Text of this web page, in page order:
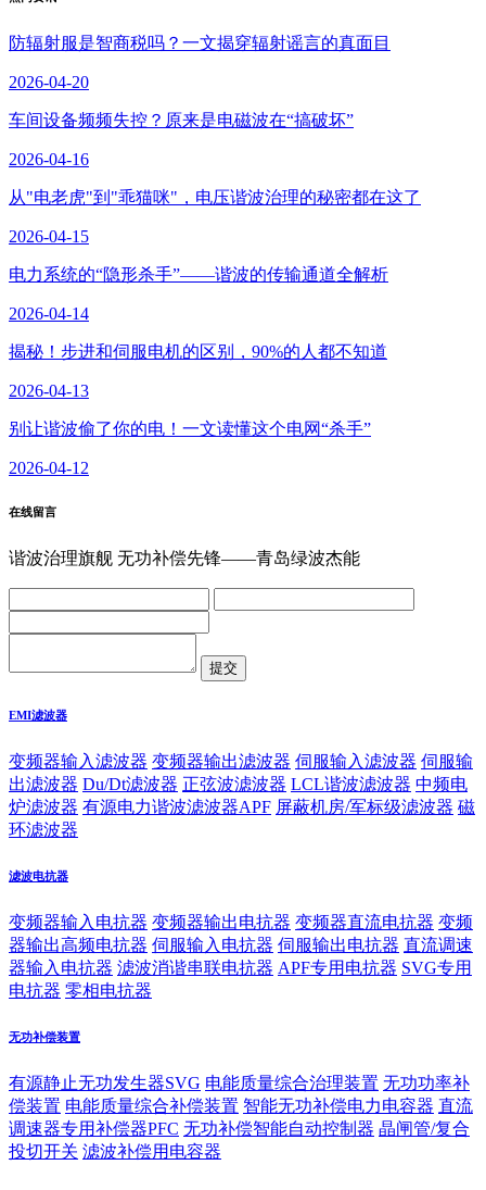
防辐射服是智商税吗？一文揭穿辐射谣言的真面目
2026-04-20
车间设备频频失控？原来是电磁波在“搞破坏”
2026-04-16
从"电老虎"到"乖猫咪"，电压谐波治理的秘密都在这了
2026-04-15
电力系统的“隐形杀手”——谐波的传输通道全解析
2026-04-14
揭秘！步进和伺服电机的区别，90%的人都不知道
2026-04-13
别让谐波偷了你的电！一文读懂这个电网“杀手”
2026-04-12
在线留言
谐波治理旗舰 无功补偿先锋——青岛绿波杰能
EMI滤波器
变频器输入滤波器 变频器输出滤波器 伺服输入滤波器 伺服输
出滤波器 Du/Dt滤波器 正弦波滤波器 LCL谐波滤波器 中频电
炉滤波器 有源电力谐波滤波器APF 屏蔽机房/军标级滤波器 磁
环滤波器
滤波电抗器
变频器输入电抗器 变频器输出电抗器 变频器直流电抗器 变频
器输出高频电抗器 伺服输入电抗器 伺服输出电抗器 直流调速
器输入电抗器 滤波消谐串联电抗器 APF专用电抗器 SVG专用
电抗器 零相电抗器
无功补偿装置
有源静止无功发生器SVG 电能质量综合治理装置 无功功率补
偿装置 电能质量综合补偿装置 智能无功补偿电力电容器 直流
调速器专用补偿器PFC 无功补偿智能自动控制器 晶闸管/复合
投切开关 滤波补偿用电容器